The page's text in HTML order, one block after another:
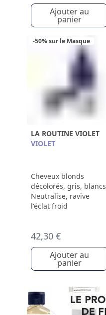
Ajouter au
panier
-50% sur le Masque
LA ROUTINE VIOLET
VIOLET
Cheveux blonds
décolorés, gris, blancs
Neutralise, ravive
l'éclat froid
42,30 €
Ajouter au
panier